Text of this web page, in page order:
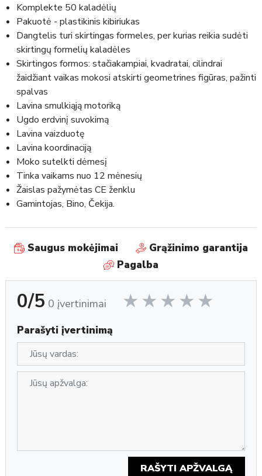
Komplekte 50 kaladėlių
Pakuotė - plastikinis kibiriukas
Dangtelis turi skirtingas formeles, per kurias reikia sudėti
skirtingų formelių kaladėles
Skirtingos formos: stačiakampiai, kvadratai, cilindrai
žaidžiant vaikas mokosi atskirti geometrines figūras, pažinti
spalvas
Lavina smulkiąją motoriką
Ugdo erdvinį suvokimą
Lavina vaizduotę
Lavina koordinaciją
Moko sutelkti dėmesį
Tinka vaikams nuo 12 mėnesių
Žaislas pažymėtas CE ženklu
Gamintojas, Bino, Čekija.
Saugus mokėjimai
Grąžinimo garantija
Pagalba
0/5 0 įvertinimai
Parašyti įvertinimą
RAŠYTI APŽVALGĄ